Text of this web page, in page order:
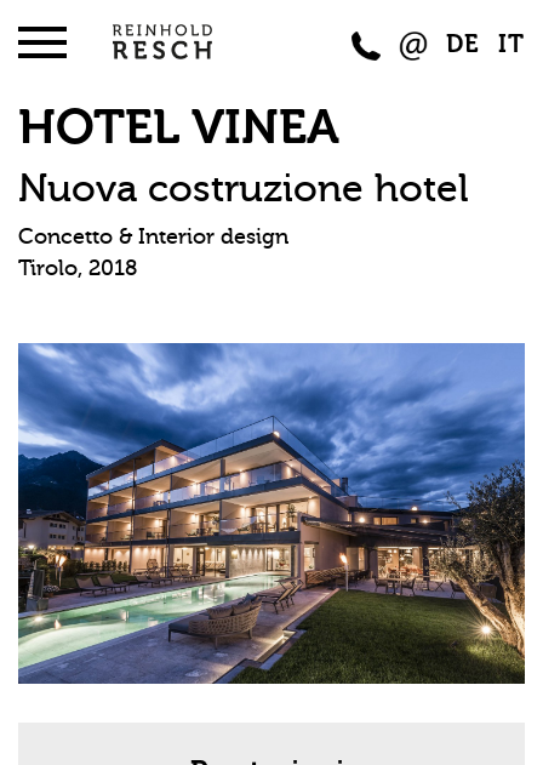
DE IT
HOTEL VINEA
Nuova costruzione hotel
Concetto & Interior design
Tirolo, 2018